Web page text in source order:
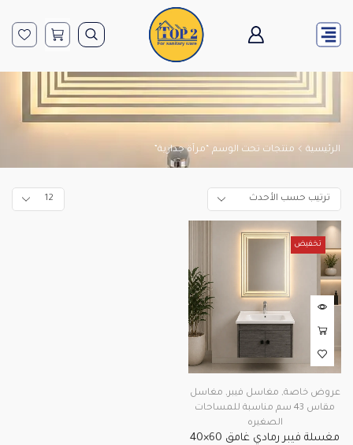
الرئيسية منتجات تحت الوسم “مرآة جدارية”
تخفيض
عروض خاصة, مغاسل فيبر , مغاسل
مقاس 43 سم مناسبة للمساحات
الصغيره
مغسلة فيبر رمادي غامق 60×40